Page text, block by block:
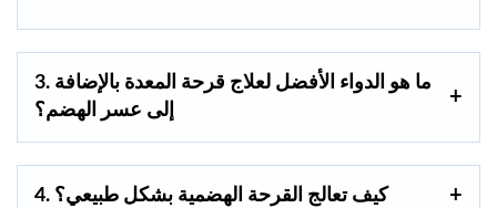
3. ما هو الدواء الأفضل لعلاج قرحة المعدة بالإضافة
إلى عسر الهضم؟
4. كيف تعالج القرحة الهضمية بشكل طبيعي؟